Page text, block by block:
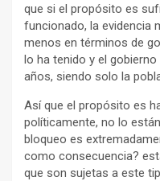
que si el propósito es
funcionado, la evidencia
menos en términos de
lo ha tenido y el
años, siendo solo la
Así que el propósito es
políticamente, no lo
bloqueo es
como consecuencia?
que son sujetas a este